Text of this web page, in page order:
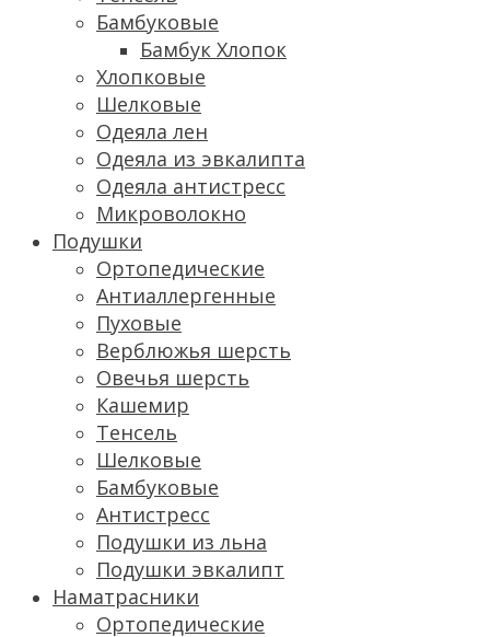
Бамбуковые
Бамбук Хлопок
Хлопковые
Шелковые
Одеяла лен
Одеяла из эвкалипта
Одеяла антистресс
Микроволокно
Подушки
Ортопедические
Антиаллергенные
Пуховые
Верблюжья шерсть
Овечья шерсть
Кашемир
Тенсель
Шелковые
Бамбуковые
Антистресс
Подушки из льна
Подушки эвкалипт
Наматрасники
Ортопедические